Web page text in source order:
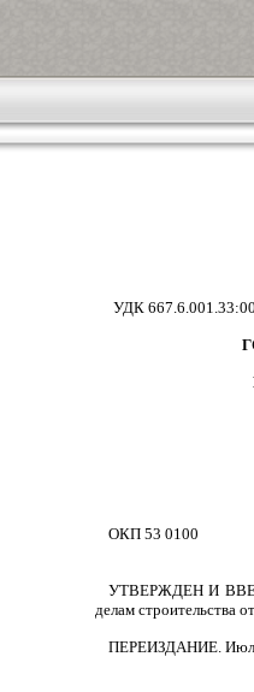
УДК
ОКП 53 0100
УТВЕРЖДЕН И
делам строительства
ПЕРЕИЗДАНИЕ.